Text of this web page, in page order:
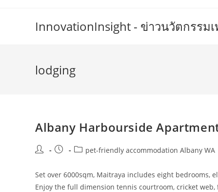
InnovationInsight - ข่าวนวัตกรร
lodging
Albany Harbourside
Post
Post
Postpet-friendly accommodation Albany WA
Set over 6000sqm, Maitraya includes eight bedrooms,
Enjoy the full dimension tennis courtroom, cricket web,